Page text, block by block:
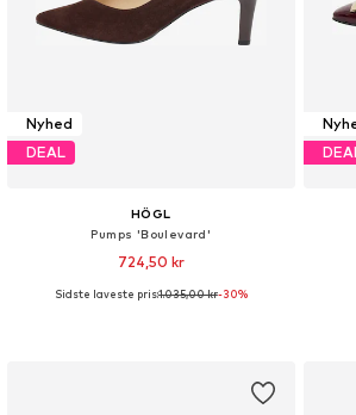
Nyhed
DEAL
HÖGL
Pumps 'Boulevard'
724,50 kr
Fås i mange størrelser
Sidste laveste pris:1.035,00 kr-30%